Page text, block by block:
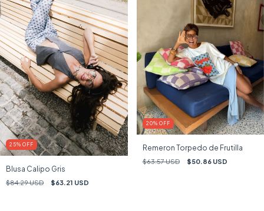
25% OFF
Blusa Calipo Gris
$84.29 USD $63.21 USD
20% OFF
Remeron Torpedo de Frutilla
$63.57 USD $50.86 USD